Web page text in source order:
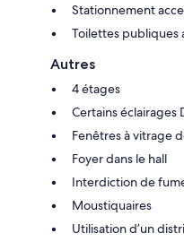
Stationnement
Toilettes publiques
Autres
4 étages
Certains éclairages
Fenêtres à vitrage
Foyer dans le hall
Interdiction de
Moustiquaires
Utilisation d’un